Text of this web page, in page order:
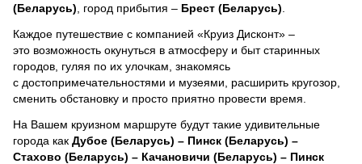
(Беларусь) , город прибытия – Брест (Беларусь)
Каждое путешествие с компанией «Круиз Дисконт» –
это возможность окунуться в атмосферу и быт старинных
городов, гуляя по их улочкам, знакомясь
с достопримечательностями и музеями, расширить кругозор,
сменить обстановку и просто приятно провести время.
На Вашем круизном маршруте будут такие удивительные
города как Дубое (Беларусь) – Пинск (Беларусь) –
Стахово (Беларусь) – Качановичи (Беларусь) – Пинск